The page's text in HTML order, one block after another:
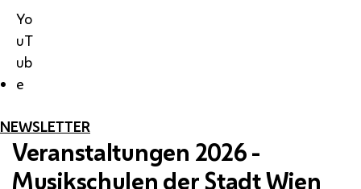
Yo
uT
ub
e
NEWSLETTER
Veranstaltungen 2026 -
Musikschulen der Stadt Wien